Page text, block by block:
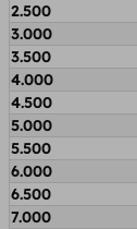
2.500
3.000
3.500
4.000
4.500
5.000
5.500
6.000
6.500
7.000